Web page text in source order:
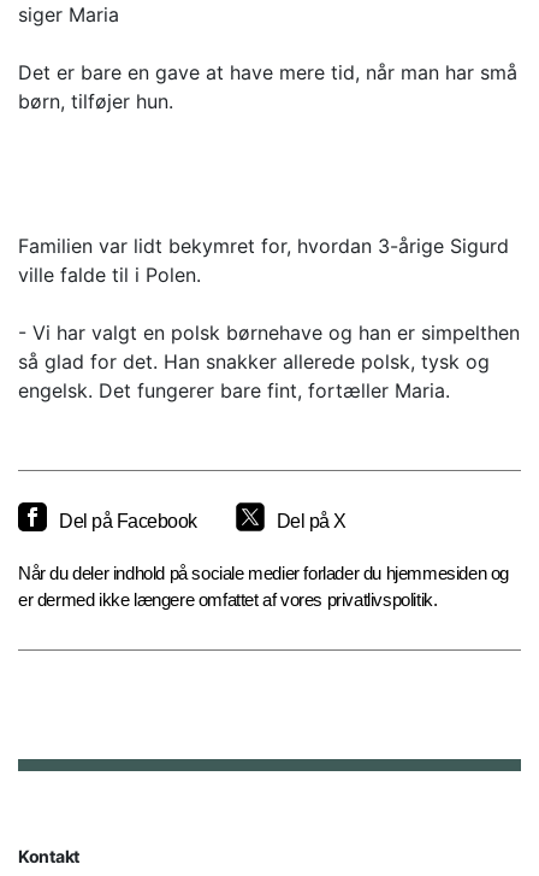
siger Maria
Det er bare en gave at have mere tid, når man har små
børn, tilføjer hun.
Familien var lidt bekymret for, hvordan 3-årige Sigurd
ville falde til i Polen.
- Vi har valgt en polsk børnehave og han er simpelthen
så glad for det. Han snakker allerede polsk, tysk og
engelsk. Det fungerer bare fint, fortæller Maria.
Del på Facebook Del på X
Når du deler indhold på sociale medier forlader du hjemmesiden og
er dermed ikke længere omfattet af vores privatlivspolitik.
Kontakt